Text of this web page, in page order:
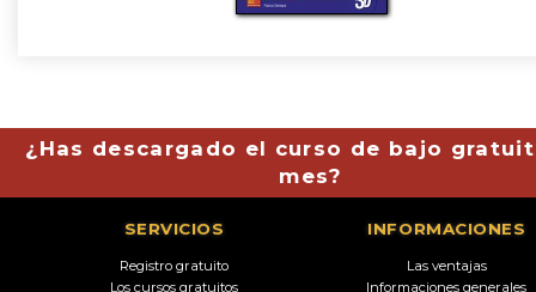
¿Has descargado el curso de bajo
mes?
SERVICIOS
Registro gratuito
Los cursos gratuitos
INFORMACIONES
Las ventajas
Informaciones generales